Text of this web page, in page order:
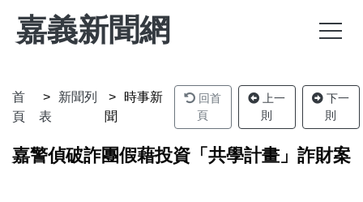
嘉義新聞網
首
頁
新聞列
表
時事新
聞
回首
頁
上一
則
下一
則
嘉警偵破詐團假藉投資「共學計畫」詐財案